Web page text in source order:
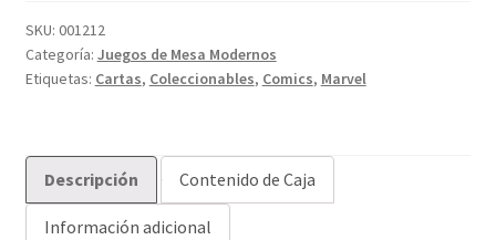
SKU: 001212
Categoría: Juegos de Mesa Modernos
Etiquetas: Cartas, Coleccionables, Comics, Marvel
Descripción Contenido de Caja
Información adicional